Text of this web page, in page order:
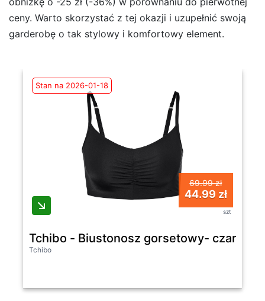
ceny. Warto skorzystać z tej okazji i uzupełnić swoją
garderobę o tak stylowy i komfortowy element.
Stan na 2026-01-18
69.99 zł
44.99 zł
szt
Tchibo - Biustonosz gorsetowy- czarny
Tchibo